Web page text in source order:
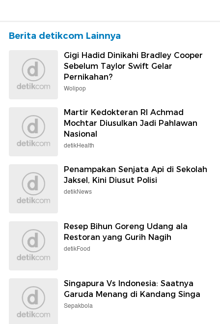
Berita detikcom Lainnya
Gigi Hadid Dinikahi Bradley Cooper
Sebelum Taylor Swift Gelar
Pernikahan?
Wolipop
Martir Kedokteran RI Achmad
Mochtar Diusulkan Jadi Pahlawan
Nasional
detikHealth
Penampakan Senjata Api di Sekolah
Jaksel, Kini Diusut Polisi
detikNews
Resep Bihun Goreng Udang ala
Restoran yang Gurih Nagih
detikFood
Singapura Vs Indonesia: Saatnya
Garuda Menang di Kandang Singa
Sepakbola